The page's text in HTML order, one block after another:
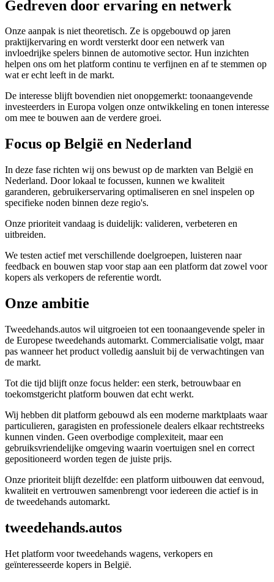
Gedreven door ervaring en netwerk
Onze aanpak is niet theoretisch. Ze is opgebouwd op jaren
praktijkervaring en wordt versterkt door een netwerk van
invloedrijke spelers binnen de automotive sector. Hun inzichten
helpen ons om het platform continu te verfijnen en af te stemmen op
wat er echt leeft in de markt.
De interesse blijft bovendien niet onopgemerkt: toonaangevende
investeerders in Europa volgen onze ontwikkeling en tonen interesse
om mee te bouwen aan de verdere groei.
Focus op België en Nederland
In deze fase richten wij ons bewust op de markten van België en
Nederland. Door lokaal te focussen, kunnen we kwaliteit
garanderen, gebruikerservaring optimaliseren en snel inspelen op
specifieke noden binnen deze regio's.
Onze prioriteit vandaag is duidelijk: valideren, verbeteren en
uitbreiden.
We testen actief met verschillende doelgroepen, luisteren naar
feedback en bouwen stap voor stap aan een platform dat zowel voor
kopers als verkopers de referentie wordt.
Onze ambitie
Tweedehands.autos wil uitgroeien tot een toonaangevende speler in
de Europese tweedehands automarkt. Commercialisatie volgt, maar
pas wanneer het product volledig aansluit bij de verwachtingen van
de markt.
Tot die tijd blijft onze focus helder: een sterk, betrouwbaar en
toekomstgericht platform bouwen dat echt werkt.
Wij hebben dit platform gebouwd als een moderne marktplaats waar
particulieren, garagisten en professionele dealers elkaar rechtstreeks
kunnen vinden. Geen overbodige complexiteit, maar een
gebruiksvriendelijke omgeving waarin voertuigen snel en correct
gepositioneerd worden tegen de juiste prijs.
Onze prioriteit blijft dezelfde: een platform uitbouwen dat eenvoud,
kwaliteit en vertrouwen samenbrengt voor iedereen die actief is in
de tweedehands automarkt.
tweedehands.autos
Het platform voor tweedehands wagens, verkopers en
geïnteresseerde kopers in België.